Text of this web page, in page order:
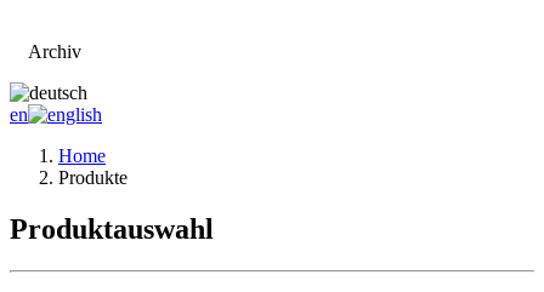
Archiv
en
Home
Produkte
Produktauswahl